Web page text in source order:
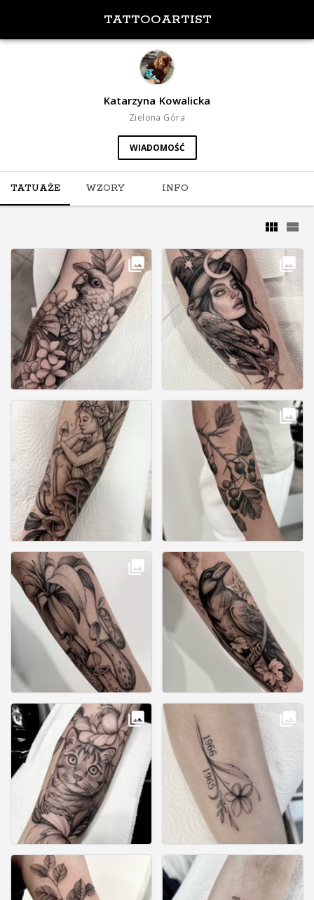
TATTOOARTIST
Katarzyna Kowalicka
Zielona Góra
WIADOMOŚĆ
TATUAŻE WZORY INFO